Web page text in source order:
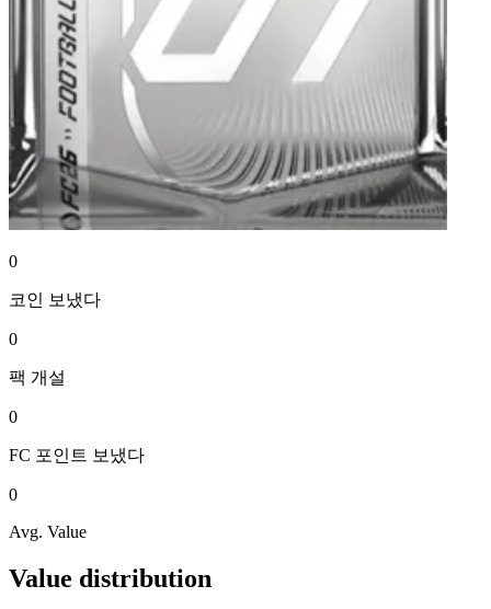
0
코인 보냈다
0
팩 개설
0
FC 포인트 보냈다
0
Avg. Value
Value distribution